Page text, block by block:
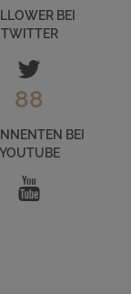
BEI
TWITTER
88
BEI
YOUTUBE